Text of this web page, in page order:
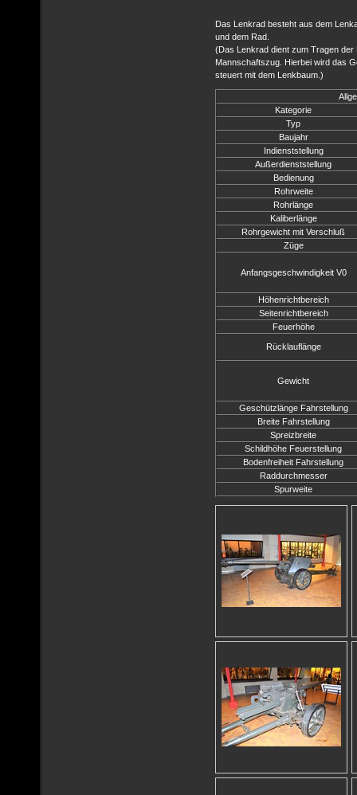
Das Lenkrad besteht aus dem
und dem Rad.
(Das Lenkrad dient zum Tragen
Mannschaftszug. Hierbei wird das
steuert mit dem Lenkbaum.)
Kategorie
Typ
Baujahr
Indienststellung
Außerdienststellung
Bedienung
Rohrweite
Rohrlänge
Kaliberlänge
Rohrgewicht mit Verschluß
Züge
Anfangsgeschwindigkeit V0
Höhenrichtbereich
Seitenrichtbereich
Feuerhöhe
Rücklauflänge
Gewicht
Geschützlänge Fahrstellung
Breite Fahrstellung
Spreizbreite
Schildhöhe Feuerstellung
Bodenfreiheit Fahrstellung
Raddurchmesser
Spurweite